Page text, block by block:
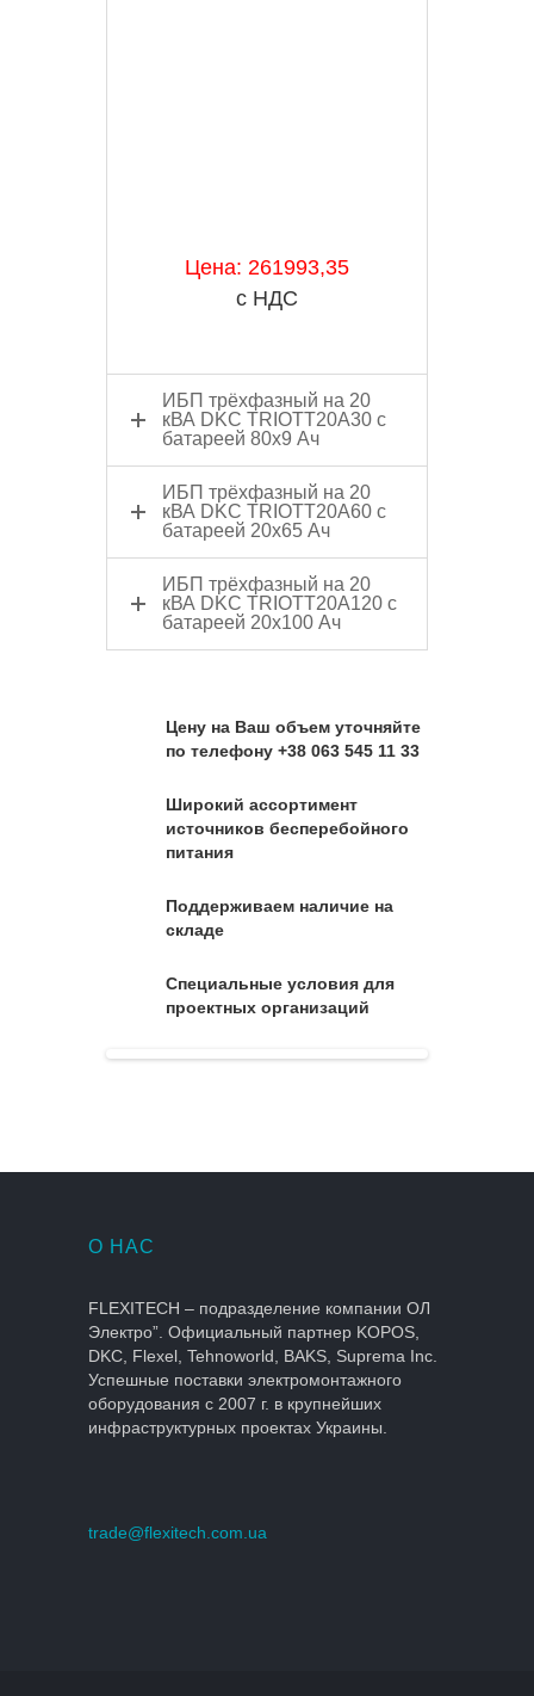
Цена: 261993,35
с НДС
ИБП трёхфазный на 20
кВА DKC TRIOTT20A30 с
батареей 80x9 Ач
ИБП трёхфазный на 20
кВА DKC TRIOTT20A60 с
батареей 20x65 Ач
ИБП трёхфазный на 20
кВА DKC TRIOTT20A120 с
батареей 20x100 Ач
Цену на Ваш объем уточняйте
по телефону +38 063 545 11 33
Широкий ассортимент
источников бесперебойного
питания
Поддерживаем наличие на
складе
Специальные условия для
проектных организаций
О НАС
FLEXITECH – подразделение компании ОЛ
Электро”. Официальный партнер KOPOS,
DKC, Flexel, Tehnoworld, BAKS, Suprema Inc.
Успешные поставки электромонтажного
оборудования с 2007 г. в крупнейших
инфраструктурных проектах Украины.
trade@flexitech.com.ua